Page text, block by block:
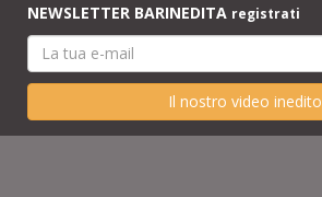
NEWSLETTER BARINEDITA registrati
Il nostro video inedito